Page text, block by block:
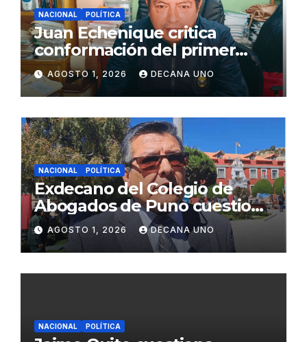
NACIONAL POLÍTICA
Juan Echenique critica
conformación del primer
gabinete ministerial de Keiko
Fujimori
AGOSTO 1, 2026 DECANA UNO
NACIONAL POLÍTICA
Exdecano del Colegio de
Abogados de Puno cuestiona
propuestas sobre seguridad
ciudadana
AGOSTO 1, 2026 DECANA UNO
NACIONAL POLÍTICA